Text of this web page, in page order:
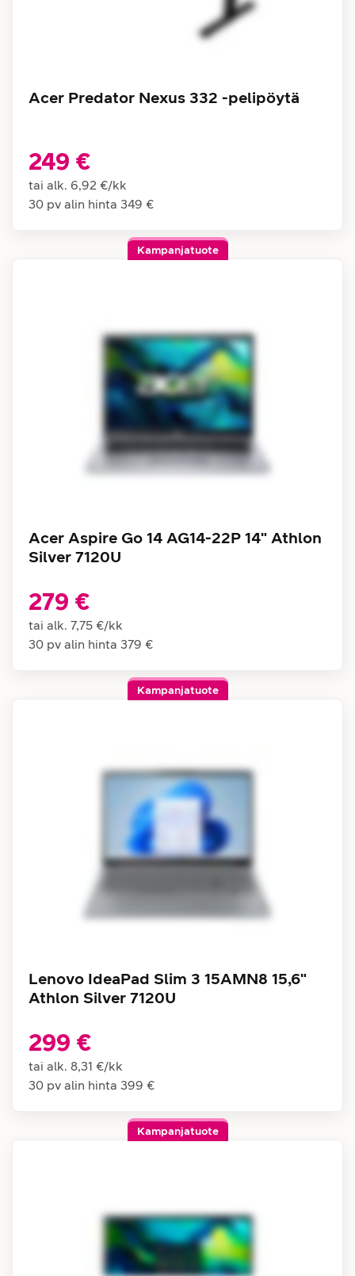
Acer Predator Nexus 332 -pelipöytä
249 €
tai alk. 6,92 €/kk
30 pv alin hinta 349 €
Kampanjatuote
Acer Aspire Go 14 AG14-22P 14" Athlon
Silver 7120U
279 €
tai alk. 7,75 €/kk
30 pv alin hinta 379 €
Kampanjatuote
Lenovo IdeaPad Slim 3 15AMN8 15,6"
Athlon Silver 7120U
299 €
tai alk. 8,31 €/kk
30 pv alin hinta 399 €
Kampanjatuote